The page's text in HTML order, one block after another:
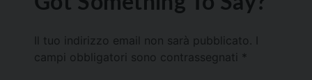
Il tuo indirizzo email non sarà pubblicato.
campi obbligatori sono contrassegnati *